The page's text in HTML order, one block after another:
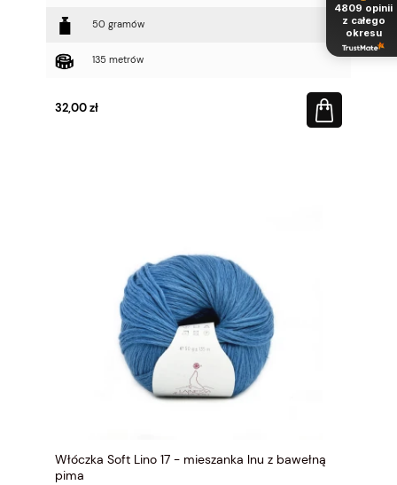
50 gramów
135 metrów
32,00 zł
Włóczka Soft Lino 17 - mieszanka lnu z bawełną
pima
4809 opinii
z całego
okresu